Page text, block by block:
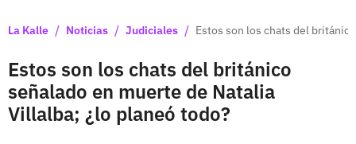
La Kalle / Noticias / Judiciales / Estos son los chats del
Estos son los chats del británico
señalado en muerte de Natalia
Villalba; ¿lo planeó todo?